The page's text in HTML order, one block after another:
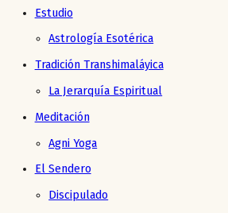
Estudio
Astrología Esotérica
Tradición Transhimaláyica
La Jerarquía Espiritual
Meditación
Agni Yoga
El Sendero
Discipulado